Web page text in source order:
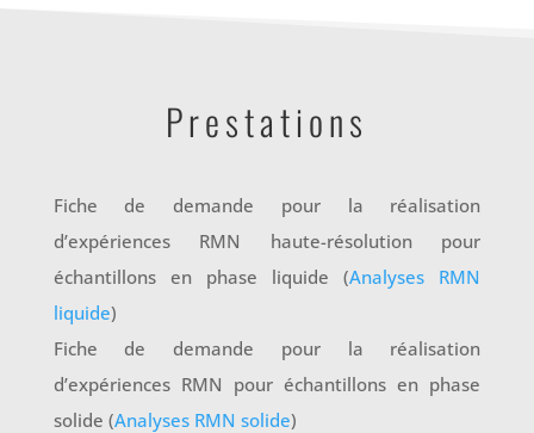
Prestations
Fiche de demande pour la réalisation
d’expériences RMN haute-résolution pour
échantillons en phase liquide (Analyses RMN
liquide)
Fiche de demande pour la réalisation
d’expériences RMN pour échantillons en phase
solide (Analyses RMN solide)